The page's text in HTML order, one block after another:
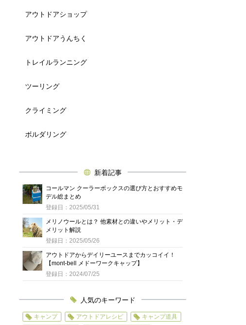
アウトドアショップ
アウトドアうんちく
トレイルランニング
ツーリング
クライミング
ボルダリング
新着記事
コールマン クーラーボックスの選び方とおすすめモ
デル総まとめ
登録日：2025/05/31
メリノウールとは？ 他素材との違いやメリット・デ
メリット解説
登録日：2025/05/26
アウトドアからデイリーユースまでカッコイイ！
【mont-bell メドーワークキャップ】
登録日：2024/07/25
人気のキーワード
キャンプ アウトドアレシピ
キャンプ道具